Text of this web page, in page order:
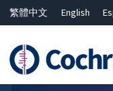
繁體中文 English
ไทย
简体中文